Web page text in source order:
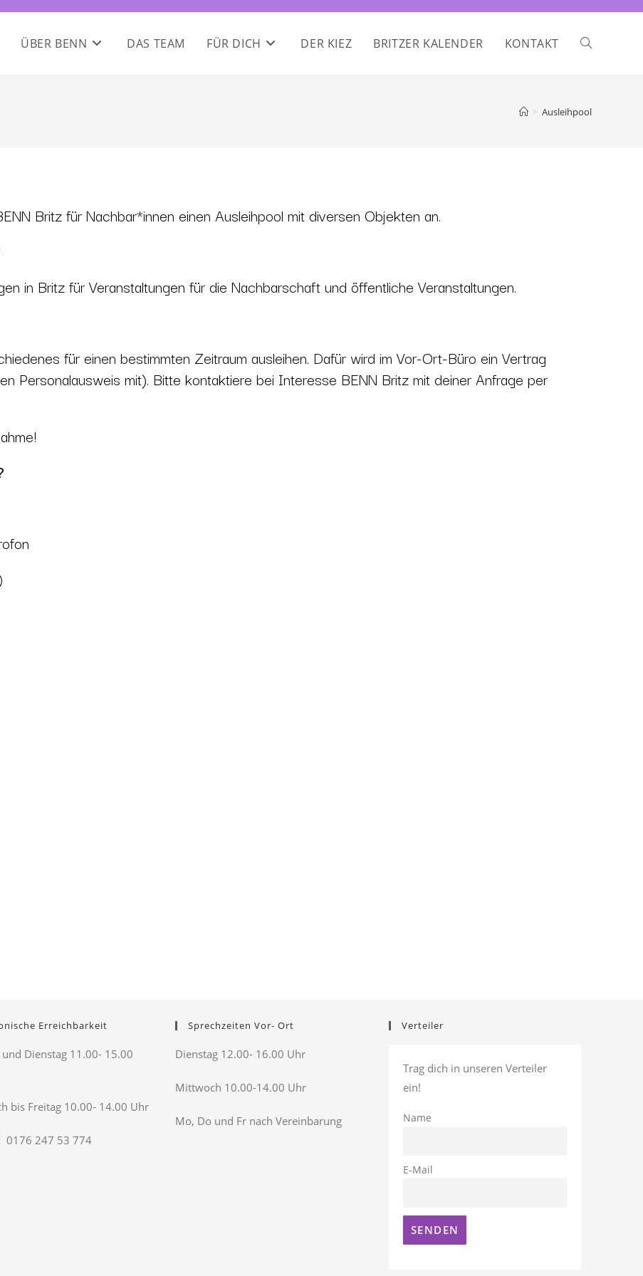
ÜBER BENN DAS TEAM FÜR DICH DER KIEZ BRITZER KALENDER KONTAKT
> Ausleihpool
Britz fürNachbar*innen einen Ausleihpool mit diversen Objekten an.
in Britz für Veranstaltungen für die Nachbarschaft und öffentliche Veranstaltungen.
für einen bestimmten Zeitraum ausleihen. Dafür wird im Vor-Ort-Büro ein Vertrag
Personalausweis mit). Bitte kontaktiere bei Interesse BENN Britz mit deiner Anfrage per
Erreichbarkeit
Dienstag 11.00- 15.00
bis Freitag 10.00- 14.00 Uhr
0176 247 53 774
Sprechzeiten Vor- Ort
Dienstag 12.00- 16.00 Uhr
Mittwoch 10.00-14.00 Uhr
Mo, Do und Fr nach Vereinbarung
Verteiler
Trag dich in unseren Verteiler
ein!
Name
E-Mail